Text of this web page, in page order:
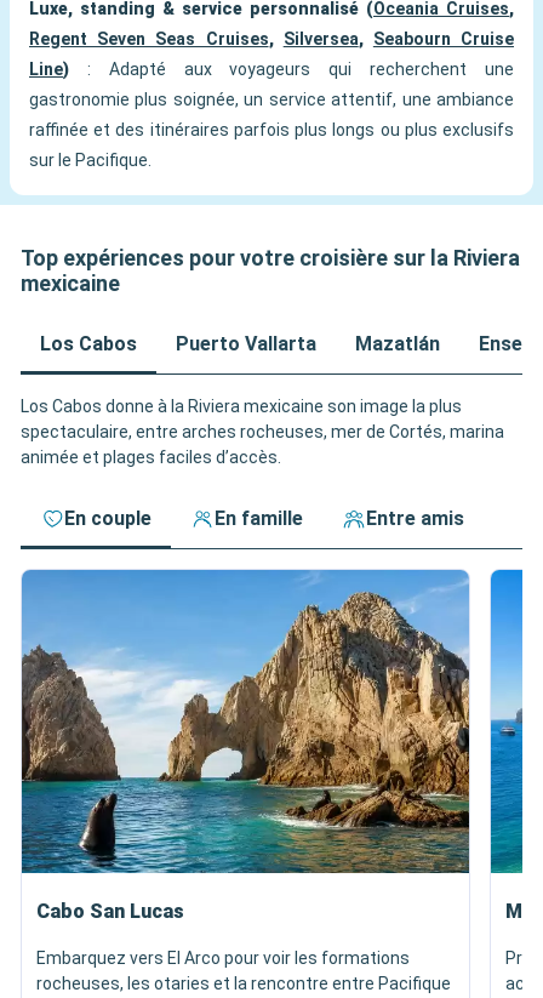
Luxe, standing & service personnalisé (Oceania Cruises,
Regent Seven Seas Cruises, Silversea, Seabourn Cruise
Line) : Adapté aux voyageurs qui recherchent une
gastronomie plus soignée, un service attentif, une ambiance
raffinée et des itinéraires parfois plus longs ou plus exclusifs
sur le Pacifique.
Top expériences pour votre croisière sur la Riviera
mexicaine
Los Cabos Puerto Vallarta Mazatlán
Los Cabos donne à la Riviera mexicaine son image la plus
spectaculaire, entre arches rocheuses, mer de Cortés, marina
animée et plages faciles d’accès.
En couple En famille Entre amis
Cabo San Lucas
Embarquez vers El Arco pour voir les formations
rocheuses, les otaries et la rencontre entre Pacifique